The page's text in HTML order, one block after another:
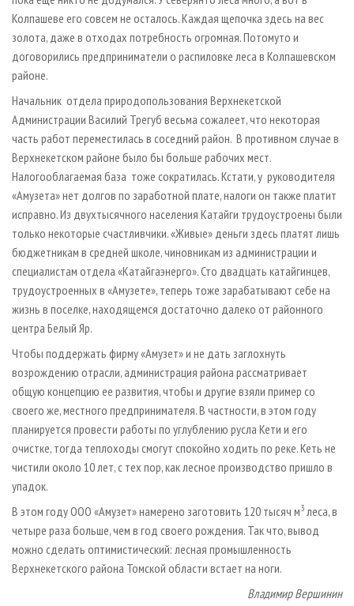
Колпашеве его совсем не осталось. Каждая щепочка здесь на вес
золота, даже в отходах потребность огромная. Потому­то и
договорились предприниматели о распиловке леса в Колпашевском
районе.
Начальник отдела природопользования Верхнекетской
Администрации Василий Трегуб весьма сожалеет, что некоторая
часть работ переместилась в соседний район. В противном случае в
Верхнекетском районе было бы больше рабочих мест.
Налогооблагаемая база тоже сократилась. Кстати, у руководителя
«Амузета» нет долгов по заработной плате, налоги он также платит
исправно. Из двухтысячного населения Катайги трудоустроены были
только некоторые счастливчики. «Живые» деньги здесь платят лишь
бюджетникам в средней школе, чиновникам из администрации и
специалистам отдела «Катайгаэнерго». Сто двадцать катайгинцев,
трудоустроенных в «Амузете», теперь тоже зарабатывают себе на
жизнь в поселке, находящемся достаточно далеко от районного
центра Белый Яр.
Чтобы поддержать фирму «Амузет» и не дать заглохнуть
возрождению отрасли, администрация района рассматривает
общую концепцию ее развития, чтобы и другие взяли пример со
своего же, местного предпринимателя. В частности, в этом году
планируется провести работы по углублению русла Кети и его
очистке, тогда теплоходы смогут спокойно ходить по реке. Кеть не
чистили около 10 лет, с тех пор, как лесное производство пришло в
упадок.
В этом году ООО «Амузет» намерено заготовить 120 тысяч м3 леса, в
четыре раза больше, чем в год своего рождения. Так что, вывод
можно сделать оптимистический: лесная промышленность
Верхнекетского района Томской области встает на ноги.
Владимир Вершинин